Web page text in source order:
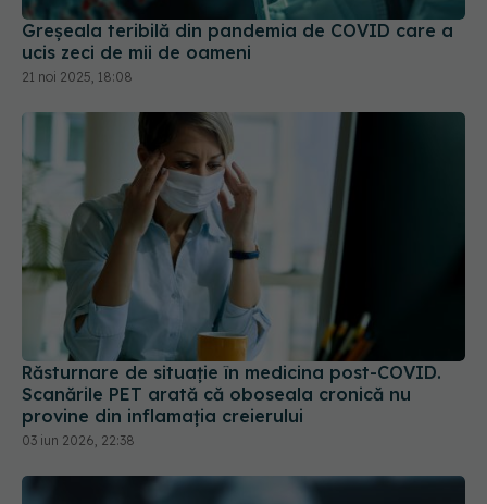
Greșeala teribilă din pandemia de COVID care a
ucis zeci de mii de oameni
21 noi 2025, 18:08
Răsturnare de situație în medicina post-COVID.
Scanările PET arată că oboseala cronică nu
provine din inflamația creierului
03 iun 2026, 22:38